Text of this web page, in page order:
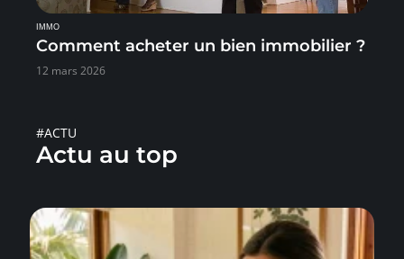
IMMO
Comment acheter un bien immobilier ?
12 mars 2026
#ACTU
Actu au top